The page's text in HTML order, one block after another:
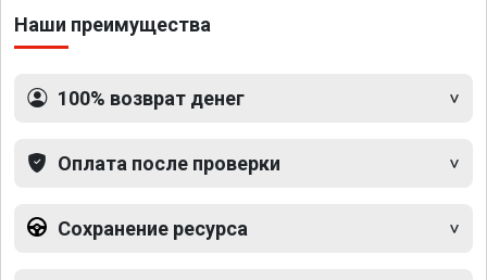
Наши преимущества
100% возврат денег
Оплата после проверки
Сохранение ресурса